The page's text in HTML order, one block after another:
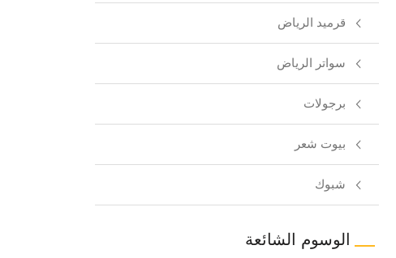
قرميد الرياض
سواتر الرياض
برجولات
بيوت شعر
شبوك
الوسوم الشائعة